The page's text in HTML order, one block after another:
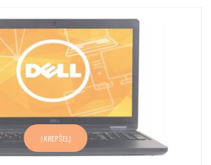
Į KREPŠELĮ